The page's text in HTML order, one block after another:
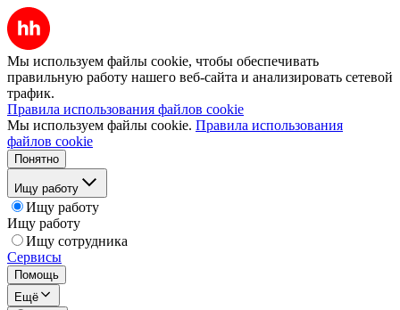
Мы используем файлы cookie, чтобы обеспечивать
правильную работу нашего веб-сайта и анализировать сетевой
трафик.
Правила использования файлов cookie
Мы используем файлы cookie. Правила использования
файлов cookie
Понятно
Ищу работу
Ищу работу
Ищу работу
Ищу сотрудника
Сервисы
Помощь
Ещё